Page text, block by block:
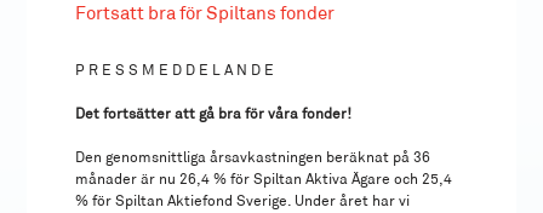
Fortsatt bra för Spiltans fonder
P R E S S M E D D E L A N D E
Det fortsätter att gå bra för våra fonder!
Den genomsnittliga årsavkastningen beräknat på 36
månader är nu 26,4 % för Spiltan Aktiva Ägare och 25,4
% för Spiltan Aktiefond Sverige. Under året har vi